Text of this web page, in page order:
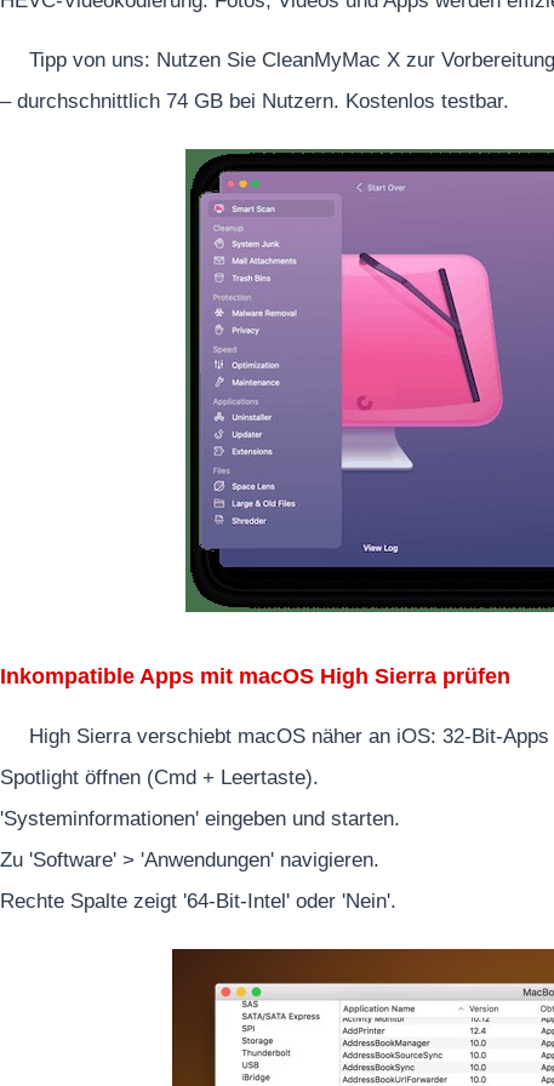
Tipp von uns: Nutzen Sie CleanMyMac X zur
– durchschnittlich 74 GB bei Nutzern. Kostenlos testbar.
Inkompatible Apps mit macOS High Sierra prüfen
High Sierra verschiebt macOS näher an iOS: 32-Bit-
Spotlight öffnen (Cmd + Leertaste).
'Systeminformationen' eingeben und starten.
Zu 'Software' > 'Anwendungen' navigieren.
Rechte Spalte zeigt '64-Bit-Intel' oder 'Nein'.